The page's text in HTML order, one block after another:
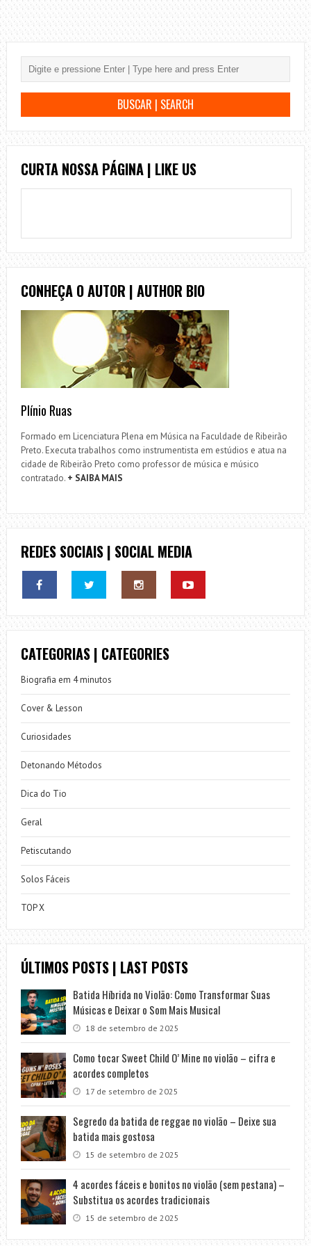
CURTA NOSSA PÁGINA | LIKE US
CONHEÇA O AUTOR | AUTHOR BIO
Plínio Ruas
Formado em Licenciatura Plena em Música na Faculdade de Ribeirão
Preto. Executa trabalhos como instrumentista em estúdios e atua na
cidade de Ribeirão Preto como professor de música e músico
contratado. + SAIBA MAIS
REDES SOCIAIS | SOCIAL MEDIA
CATEGORIAS | CATEGORIES
Biografia em 4 minutos
Cover & Lesson
Curiosidades
Detonando Métodos
Dica do Tio
Geral
Petiscutando
Solos Fáceis
TOP X
ÚLTIMOS POSTS | LAST POSTS
Batida Híbrida no Violão: Como Transformar Suas
Músicas e Deixar o Som Mais Musical
18 de setembro de 2025
Como tocar Sweet Child O’ Mine no violão – cifra e
acordes completos
17 de setembro de 2025
Segredo da batida de reggae no violão – Deixe sua
batida mais gostosa
15 de setembro de 2025
4 acordes fáceis e bonitos no violão (sem pestana) –
Substitua os acordes tradicionais
15 de setembro de 2025